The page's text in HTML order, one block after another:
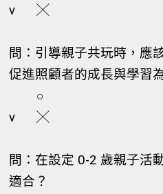
v
╳
問：引導親子共玩時，應
促進照顧者的成長與學習
○
v
╳
問：在設定 0-2 歲親子活
適合？